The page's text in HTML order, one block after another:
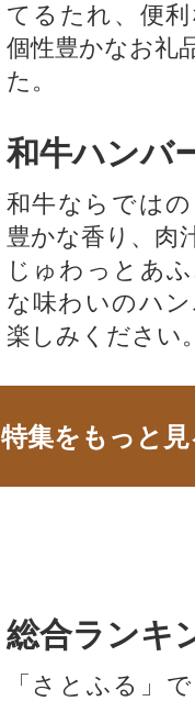
てるたれ、便
個性豊かなお礼
た。
和牛ハンバ
和牛ならでは
豊かな香り、肉
じゅわっとあ
な味わいのハ
楽しみください
集をもっと
総合ランキ
「さとふる」